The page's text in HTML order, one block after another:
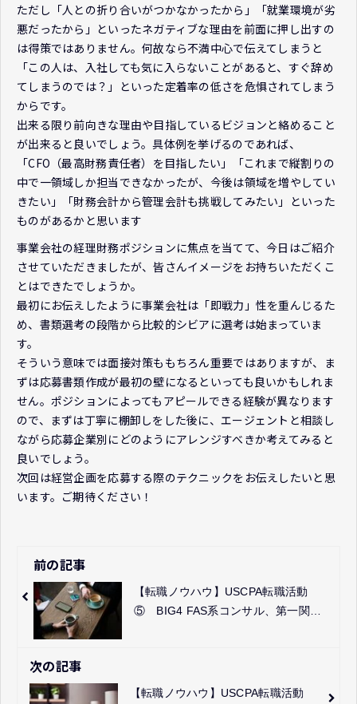
ただし「人との折り合いがつかなかったから」「就業環境が劣
悪だったから」といったネガティブな理由を前面に押し出すの
は得策ではありません。何故なら不満中心で伝えてしまうと
「この人は、入社しても気に入らないことがあると、すぐ辞め
てしまうのでは？」といった定着率の低さを危惧されてしまう
からです。
出来る限り前向きな理由や目指しているビジョンと絡めること
が出来ると良いでしょう。具体例を挙げるのであれば、
「CFO（最高財務責任者）を目指したい」「これまで縦割りの
中で一領域しか担当できなかったが、今後は領域を増やしてい
きたい」「財務会計から管理会計も挑戦してみたい」といった
ものがあるかと思います
事業会社の経理財務ポジションに焦点を当てて、今日はご紹介
させていただきましたが、皆さんイメージをお持ちいただくこ
とはできたでしょうか。
最初にお伝えしたように事業会社は「即戦力」性を重んじるた
め、書類選考の段階から比較的シビアに選考は始まっていま
す。
そういう意味では面接対策ももちろん重要ではありますが、ま
ずは応募書類作成が最初の壁になるといっても良いかもしれま
せん。ポジションによってもアピールできる経験が異なります
ので、まずは丁寧に棚卸しをした後に、エージェントと相談し
ながら応募企業別にどのようにアレンジすべきか考えてみると
良いでしょう。
次回は経営企画を応募する際のテクニックをお伝えしたいと思
います。ご期待ください！
前の記事
【転職ノウハウ】USCPA転職活動
⑤ BIG4 FAS系コンサル、第一関門
次の記事
【転職ノウハウ】USCPA転職活動